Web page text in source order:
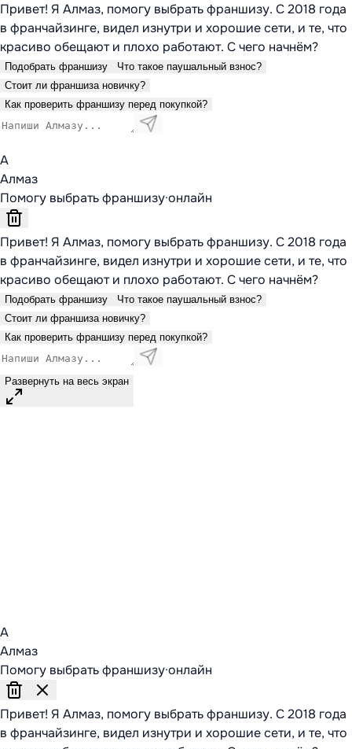
Привет! Я Алмаз, помогу выбрать франшизу. С 2018 года
в франчайзинге, видел изнутри и хорошие сети, и те, что
красиво обещают и плохо работают. С чего начнём?
Подобрать франшизу
Что такое паушальный взнос?
Стоит ли франшиза новичку?
Как проверить франшизу перед покупкой?
А
Алмаз
Помогу выбрать франшизу·онлайн
Привет! Я Алмаз, помогу выбрать франшизу. С 2018 года
в франчайзинге, видел изнутри и хорошие сети, и те, что
красиво обещают и плохо работают. С чего начнём?
Подобрать франшизу
Что такое паушальный взнос?
Стоит ли франшиза новичку?
Как проверить франшизу перед покупкой?
Развернуть на весь экран
А
Алмаз
Помогу выбрать франшизу·онлайн
Привет! Я Алмаз, помогу выбрать франшизу. С 2018 года
в франчайзинге, видел изнутри и хорошие сети, и те, что